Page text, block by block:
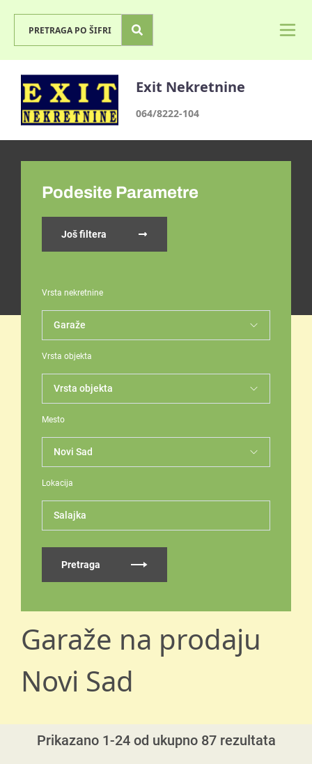
Exit Nekretnine
064/8222-104
Podesite Parametre
Još filtera
Vrsta nekretnine
Vrsta objekta
Mesto
Lokacija
Salajka
Pretraga
Garaže na prodaju
Novi Sad
Prikazano 1-24 od ukupno 87 rezultata